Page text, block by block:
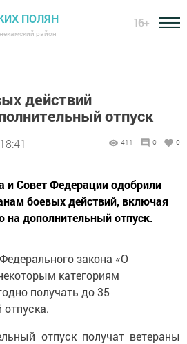
ПОЛЯН
район
16+
действий
отпуск
411 0 0
и Совет Федерации одобрили
боевых действий, включая
на дополнительный отпуск.
закона «О
категориям
получать до 35
отпуск получат ветераны